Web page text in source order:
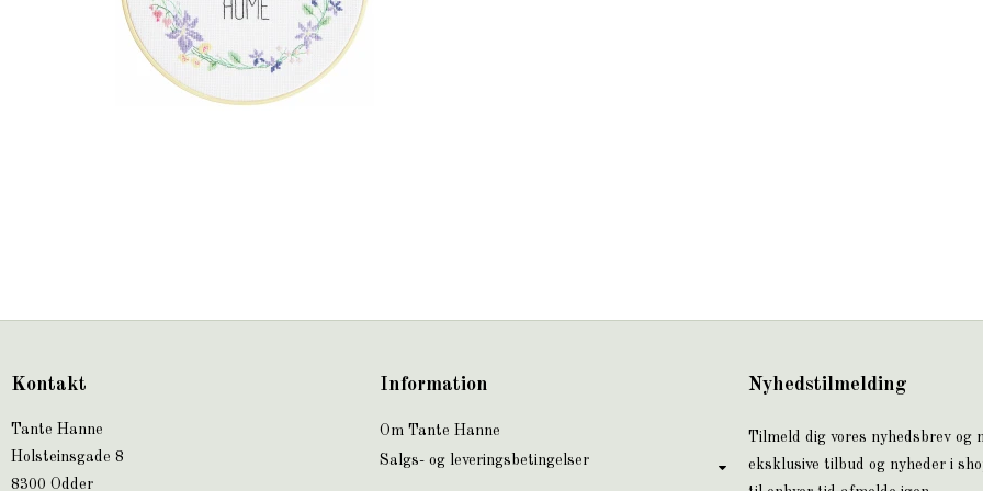
Kontakt
Tante Hanne
Holsteinsgade 8
8300 Odder
Information
Om Tante Hanne
Salgs- og leveringsbetingelser
Nyhedstilmelding
Tilmeld dig vores nyhedsbrev og
eksklusive tilbud og nyheder i